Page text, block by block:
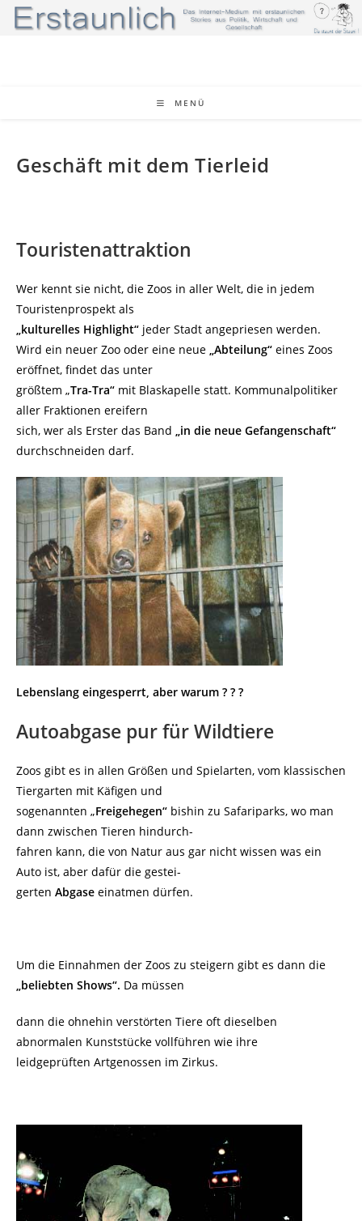
Zum
Inhalt
MENÜ
Geschäft mit dem Tierleid
Touristenattraktion
Wer kennt sie nicht, die Zoos in aller Welt, die in jedem
Touristenprospekt als
„kulturelles Highlight“ jeder Stadt angepriesen werden.
Wird ein neuer Zoo oder eine neue „Abteilung“ eines Zoos
eröffnet, findet das unter
größtem „Tra-Tra“ mit Blaskapelle statt. Kommunalpolitiker
aller Fraktionen ereifern
sich, wer als Erster das Band „in die neue Gefangenschaft“
durchschneiden darf.
Lebenslang eingesperrt, aber warum ? ? ?
Autoabgase pur für Wildtiere
Zoos gibt es in allen Größen und Spielarten, vom klassischen
Tiergarten mit Käfigen und
sogenannten „Freigehegen“ bishin zu Safariparks, wo man
dann zwischen Tieren hindurch-
fahren kann, die von Natur aus gar nicht wissen was ein
Auto ist, aber dafür die gestei-
gerten Abgase einatmen dürfen.
Um die Einnahmen der Zoos zu steigern gibt es dann die
„beliebten Shows“. Da müssen
dann die ohnehin verstörten Tiere oft dieselben
abnormalen Kunststücke vollführen wie ihre
leidgeprüften Artgenossen im Zirkus.